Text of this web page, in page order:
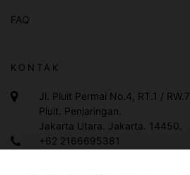
FAQ
KONTAK
Jl. Pluit Permai No.4, RT.1 / RW.7
Pluit. Penjaringan.
Jakarta Utara. Jakarta. 14450.
+62 2166695381